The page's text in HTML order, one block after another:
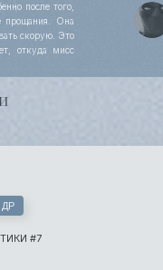
после того,
прощания. Она
скорую. Это
откуда мисс
#7